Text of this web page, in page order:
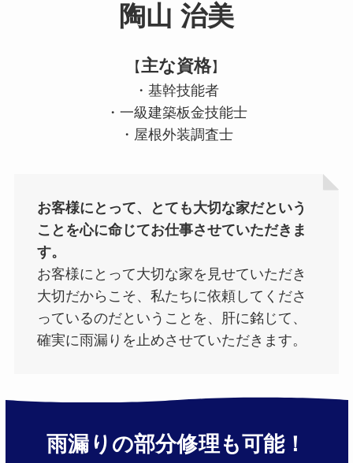
陶山 治美
【 主な資格】
・基幹技能者
・一級建築板金技能士
・屋根外装調査士
お客様にとって、とても大切な家だという
ことを心に命じてお仕事させていただきま
す。
お客様にとって大切な家を見せていただき
大切だからこそ、私たちに依頼してくださ
っているのだということを、肝に銘じて、
確実に雨漏りを止めさせていただきます。
雨漏りの部分修理も可能！